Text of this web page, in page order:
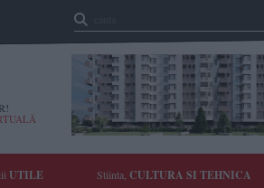
UTILE Stiinta, CULTURA SI TEHNICA